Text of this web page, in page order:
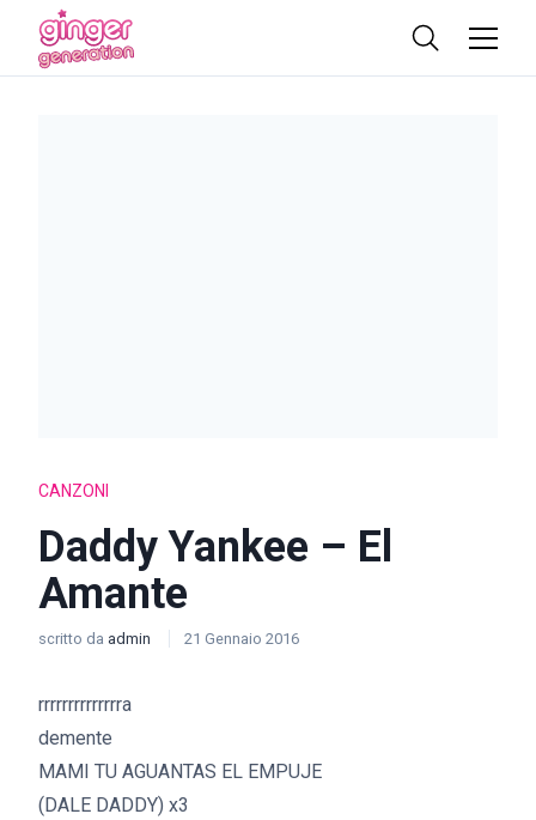
CANZONI
Daddy Yankee – El
Amante
scritto da admin 21 Gennaio 2016
rrrrrrrrrrrrrra
demente
MAMI TU AGUANTAS EL EMPUJE
(DALE DADDY) x3